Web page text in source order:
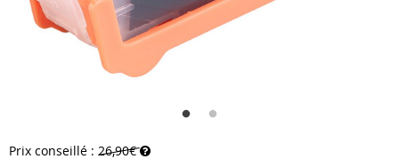
Prix conseillé : 26,90€